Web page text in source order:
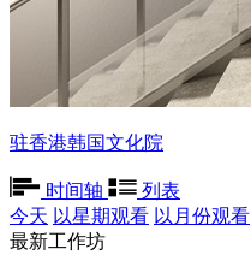
驻香港韩国文化院
时间轴
列表
今天 以星期观看 以月份观看
最新工作坊